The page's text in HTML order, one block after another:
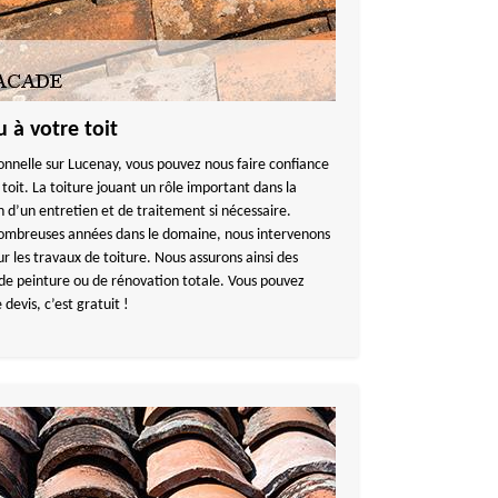
à votre toit
sur Lucenay, vous pouvez nous faire confiance
toit. La toiture jouant un rôle important dans la
entretien et de traitement si nécessaire.
années dans le domaine, nous intervenons
les travaux de toiture. Nous assurons ainsi des
peinture ou de rénovation totale. Vous pouvez
c’est gratuit !